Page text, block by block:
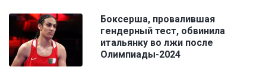
Боксерша, провалившая
гендерный тест, обвинила
итальянку во лжи после
Олимпиады-2024